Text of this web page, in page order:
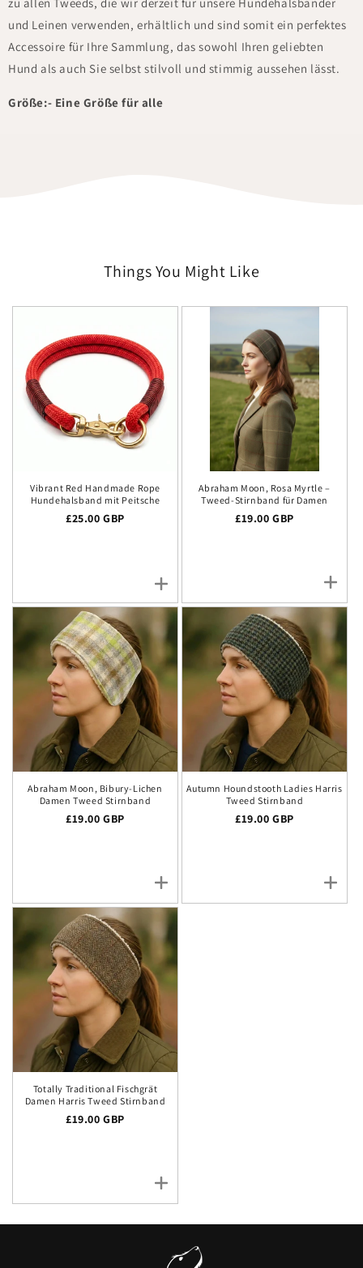
und Leinen verwenden, erhältlich und sind somit ein perfektes
Accessoire für Ihre Sammlung, das sowohl Ihren geliebten
Hund als auch Sie selbst stilvoll und stimmig aussehen lässt.
Größe:- Eine Größe für alle
Things You Might Like
Vibrant Red Handmade Rope
Hundehalsband mit Peitsche
Regulärer Preis
£25.00 GBP
Abraham Moon, Rosa Myrtle –
Tweed-Stirnband für Damen
Regulärer Preis
£19.00 GBP
Abraham Moon, Bibury-Lichen
Damen Tweed Stirnband
Regulärer Preis
£19.00 GBP
Autumn Houndstooth Ladies Harris
Tweed Stirnband
Regulärer Preis
£19.00 GBP
Totally Traditional Fischgrät
Damen Harris Tweed Stirnband
Regulärer Preis
£19.00 GBP